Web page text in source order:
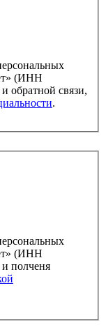
(ИНН
.
(ИНН